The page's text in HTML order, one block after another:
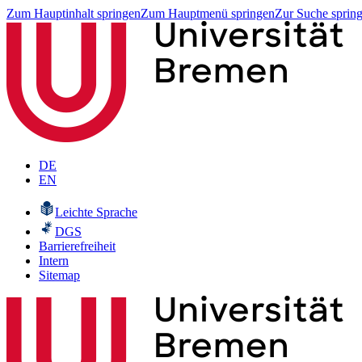
Zum Hauptinhalt springenZum Hauptmenü springenZur Suche
DE
EN
Leichte Sprache
DGS
Barrierefreiheit
Intern
Sitemap